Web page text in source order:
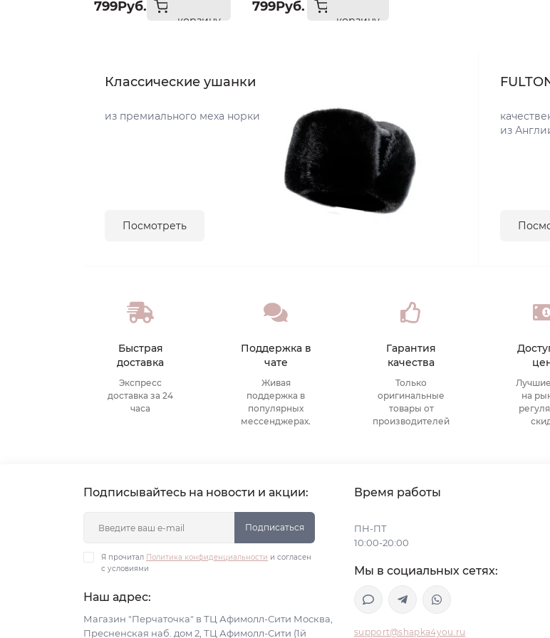
799Руб.
корзину
799Руб.
корзину
Классические ушанки
из премиального меха норки
Посмотреть
из
Быстрая
доставка
Экспресс
доставка за 24
часа
Поддержка в
чате
Живая
поддержка в
популярных
мессенджерах.
Гарантия
качества
Только
оригинальные
товары от
производителей
на
Подписывайтесь на новости и акции:
Подписаться
Я прочитал Политика конфиденциальности и согласен
с условиями
Наш адрес:
Магазин "Перчаточка" в ТЦ Афимолл-Сити Москва,
Пресненская наб. дом 2, ТЦ Афимолл-Сити (1й
Время работы
ПН-ПТ
10:00-20:00
Мы в социальных сетях:
support@shapka4you.ru